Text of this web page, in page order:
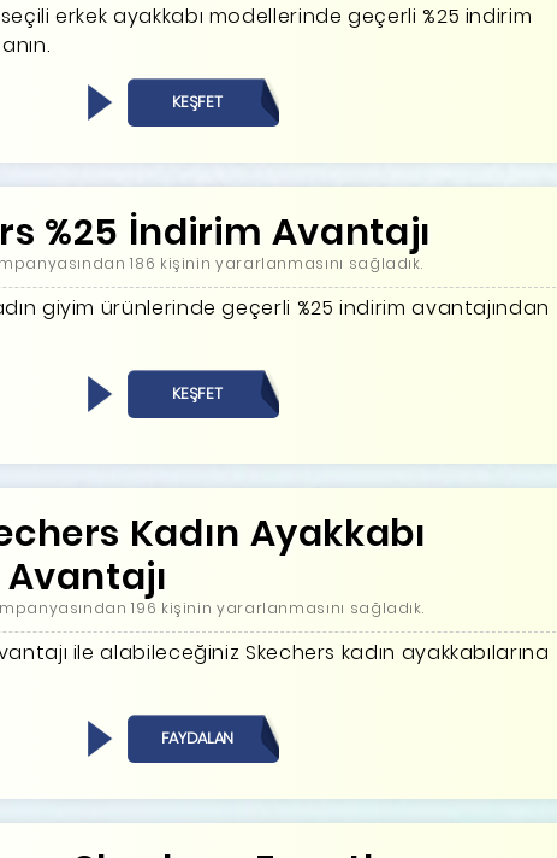
erkek ayakkabı modellerinde geçerli %25 indirim
KEŞFET
%25 İndirim Avantajı
186 kişinin yararlanmasını sağladık.
giyim ürünlerinde geçerli %25 indirim avantajından
KEŞFET
Kadın Ayakkabı
196 kişinin yararlanmasını sağladık.
ile alabileceğiniz Skechers kadın ayakkabılarına
FAYDALAN